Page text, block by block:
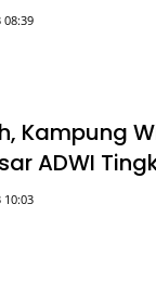
08:39
Kampung
ADWI
10:03